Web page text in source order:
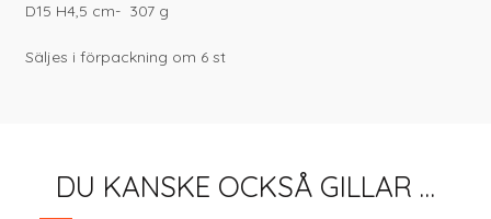
D15 H4,5 cm- 307 g
Säljes i förpackning om 6 st
DU KANSKE OCKSÅ GILLAR …